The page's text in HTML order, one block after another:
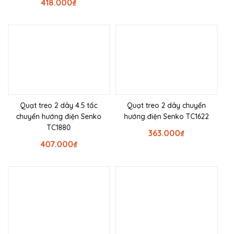
₫
418.000
Quạt treo 2 dây 4.5 tấc
chuyển hướng điện Senko
TC1880
₫
407.000
Quạt treo 2 dây chuyển
hướng điện Senko TC1622
₫
363.000